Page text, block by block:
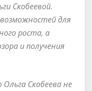
Скобеевой.
для
роста, а
и получения
Скобеева не